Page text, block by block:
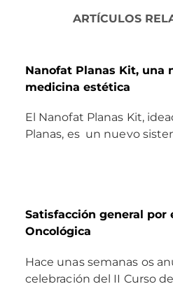
ARTÍCULOS
Nanofat Planas Kit, una
medicina estética
El Nanofat Planas Kit,
Planas, es un nuevo
Satisfacción general por
Oncológica
Hace unas semanas os
celebración del II Curso